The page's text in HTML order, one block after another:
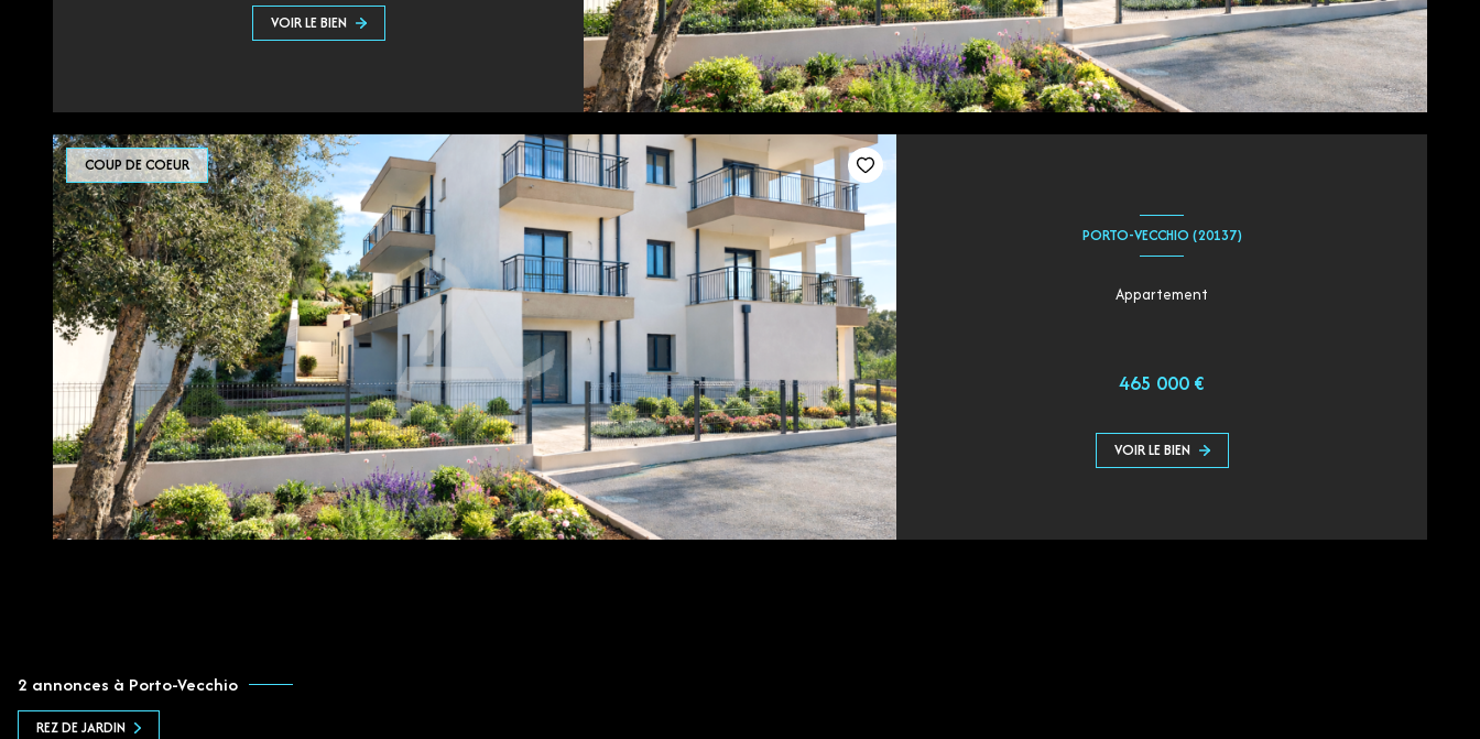
VOIR LE BIEN
COUP DE COEUR
PORTO-VECCHIO (20137)
Appartement
465 000 €
VOIR LE BIEN
2 annonces à Porto-Vecchio
REZ DE JARDIN